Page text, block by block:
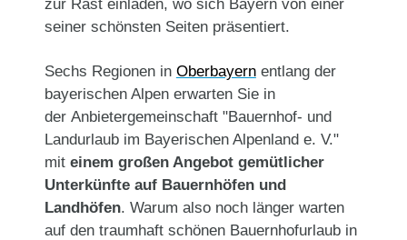
zur Rast einladen, wo sich Bayern von einer
seiner schönsten Seiten präsentiert.
Sechs Regionen in Oberbayernentlang der
bayerischen Alpen erwarten Sie in
der Anbietergemeinschaft "Bauernhof- und
Landurlaub im Bayerischen Alpenland e. V."
mit einem großen Angebot gemütlicher
Unterkünfte auf Bauernhöfen und
Landhöfen. Warum also noch länger warten
auf den traumhaft schönen Bauernhofurlaub in